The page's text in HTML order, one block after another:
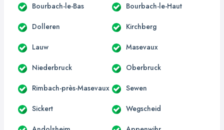
Bourbach-le-Bas Bourbach-le-Haut
Dolleren Kirchberg
Lauw Masevaux
Niederbruck Oberbruck
Rimbach-près-Masevaux Sewen
Sickert Wegscheid